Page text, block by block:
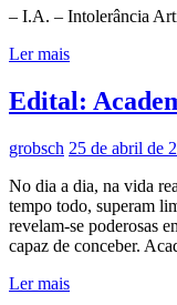
– I.A. – Intolerância
Ler mais
Edital:
grobsch 25 de abril de
No dia a dia, na vida
tempo todo, superam
revelam-se poderosas
capaz de conceber.
Ler mais